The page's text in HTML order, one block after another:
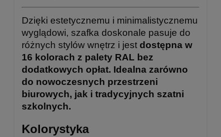
Dzięki estetycznemu i minimalistycznemu
wyglądowi, szafka doskonale pasuje do
różnych stylów wnętrz i jest dostępna w
16 kolorach z palety RAL bez
dodatkowych opłat. Idealna zarówno
do nowoczesnych przestrzeni
biurowych, jak i tradycyjnych szatni
szkolnych.
Kolorystyka